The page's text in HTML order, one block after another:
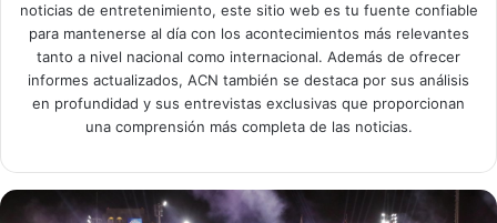
noticias de entretenimiento, este sitio web es tu fuente confiable
para mantenerse al día con los acontecimientos más relevantes
tanto a nivel nacional como internacional. Además de ofrecer
informes actualizados, ACN también se destaca por sus análisis
en profundidad y sus entrevistas exclusivas que proporcionan
una comprensión más completa de las noticias.